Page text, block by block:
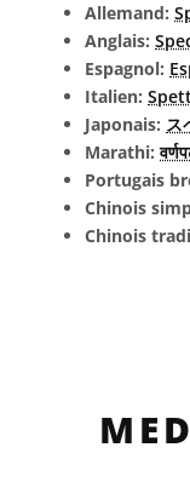
Allemand:
Anglais:
Espagnol:
Italien:
Japonais: ス
Marathi:
Portugais
Chinois
Chinois